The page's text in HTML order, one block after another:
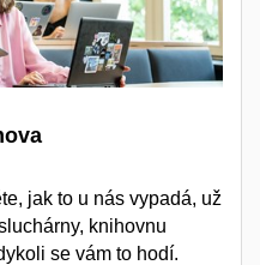
jak to u nás vypadá, už
knihovnu
se vám to hodí.